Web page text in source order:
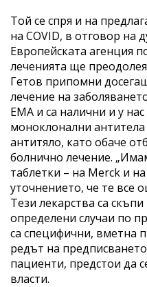
Той се спря и на
на COVID, в отговор на
Европейската агенция
леченията ще
Гетов припомни
лечение на
ЕМА и са налични и у
моноклонални
антитяло, като обаче
болнично лечение.
таблетки – на Merck и
уточнението, че те все
Тези лекарства са
определени случаи по
са специфични, вметна
редът на
пациенти, предстои да
власти.